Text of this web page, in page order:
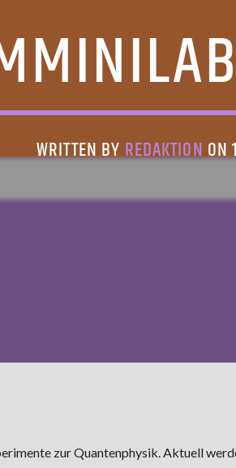
WRITTEN BYREDAKTIONON
zur Quantenphysik. Aktuell